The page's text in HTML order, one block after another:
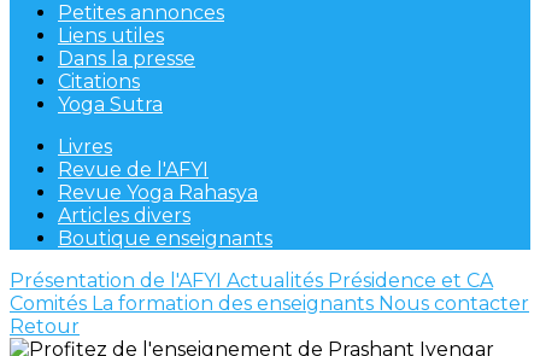
Petites annonces
Liens utiles
Dans la presse
Citations
Yoga Sutra
Livres
Revue de l'AFYI
Revue Yoga Rahasya
Articles divers
Boutique enseignants
Présentation de l'AFYI Actualités Présidence et CA
Comités La formation des enseignants Nous contacter
Retour